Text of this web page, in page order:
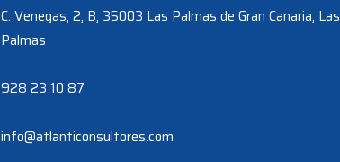
C. Venegas, 2, B, 35003 Las Palmas de Gran Canaria, Las
Palmas
928 23 10 87
info@atlanticonsultores.com